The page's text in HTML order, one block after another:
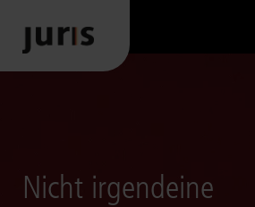
Nicht irgendeine